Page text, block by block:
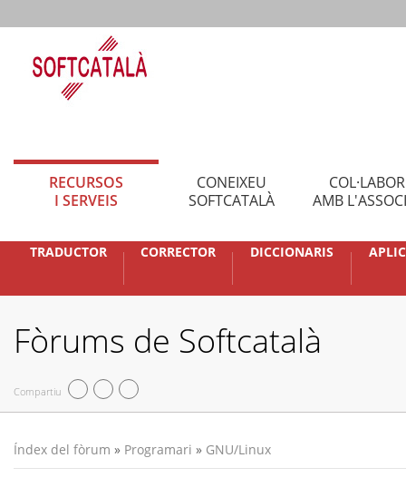
RECURSOS
I SERVEIS
CONEIXEU
SOFTCATALÀ
AMB
TRADUCTOR CORRECTOR DICCIONARIS
Fòrums de Softcatalà
Compartiu
Índex del fòrum » Programari » GNU/Linux